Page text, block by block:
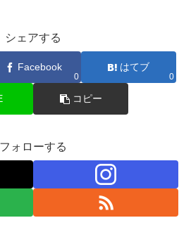
シェアする
Facebook
0
はてブ
0
コピー
フォローする